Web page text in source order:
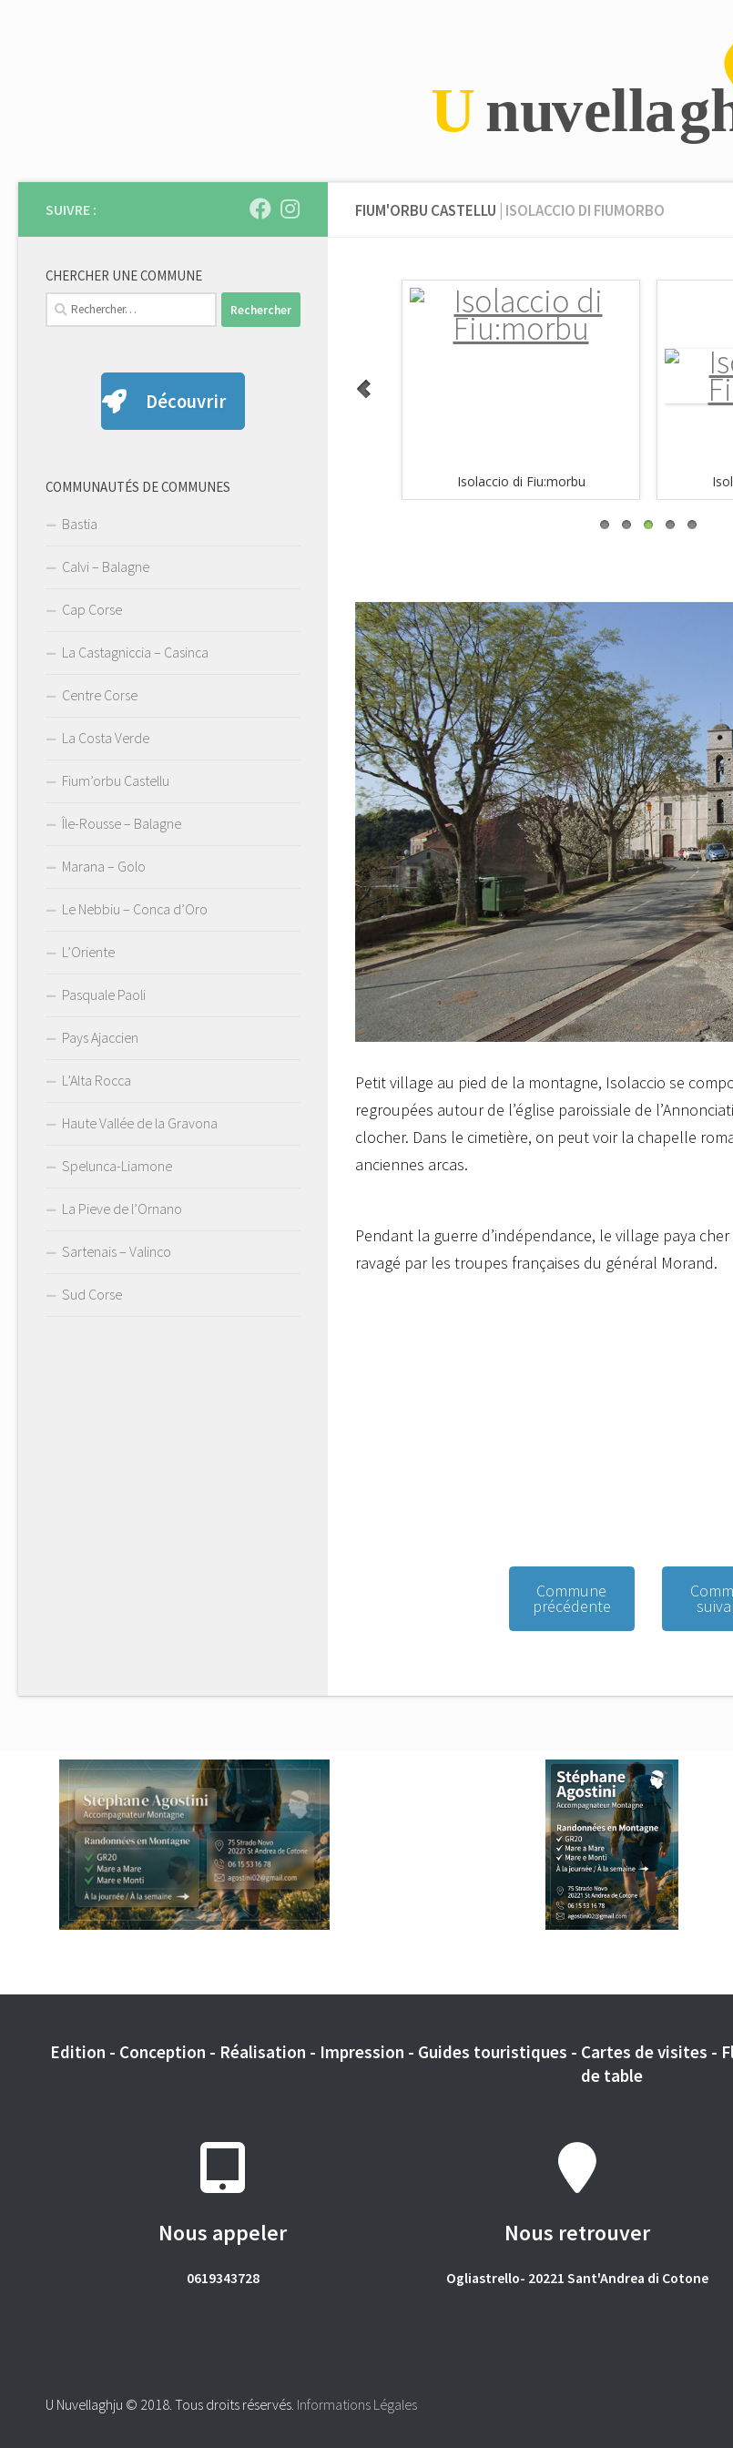
FIUM'ORBU CASTELLU | ISOLACCIO DI FIUMORBO
Fiu:morbu Isolaccio di Fiu:morbu Isolaccio di Fiu:morbu
Petit village au pied de la montagne, Isolaccio se
regroupées autour de l’église paroissiale de
clocher. Dans le cimetière, on peut voir la chapelle
anciennes arcas.
Pendant la guerre d’indépendance, le village paya
ravagé par les troupes françaises du général Morand.
Commune
précédente
SUIVRE :
CHERCHER UNE COMMUNE
Rechercher :
Découvrir
COMMUNAUTÉS DE COMMUNES
Bastia
Calvi – Balagne
Cap Corse
La Castagniccia – Casinca
Centre Corse
La Costa Verde
Fium’orbu Castellu
Île-Rousse – Balagne
Marana – Golo
Le Nebbiu – Conca d’Oro
L’Oriente
Pasquale Paoli
Pays Ajaccien
L’Alta Rocca
Haute Vallée de la Gravona
Spelunca-Liamone
La Pieve de l’Ornano
Sartenais – Valinco
Sud Corse
Edition - Conception - Réalisation - Impression - Guides touristiques - Cartes de visites -
de table
Nous appeler
0619343728
Nous retrouver
Ogliastrello- 20221 Sant'Andrea di Cotone
U Nuvellaghju © 2018. Tous droits réservés. Informations Légales